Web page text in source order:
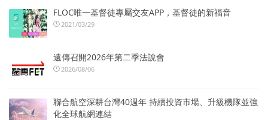
FLOC唯一基督徒專屬交友APP，基督徒的新福音
2021/03/29
遠傳召開2026年第二季法說會
2026/08/06
聯合航空深耕台灣40週年 持續投資市場、升級機隊並強
化全球航網連結